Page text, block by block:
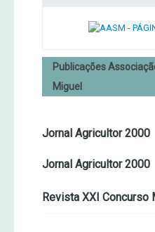
Publicações
Miguel
Jornal Agricultor 2000
Jornal Agricultor 2000
Revista XXI Concurso